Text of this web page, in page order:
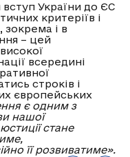
вступ України до ЄС
критеріїв і
зокрема і в
– цей
всередині
строків і
європейських
є одним з
нашої
стане
її розвиватиме».